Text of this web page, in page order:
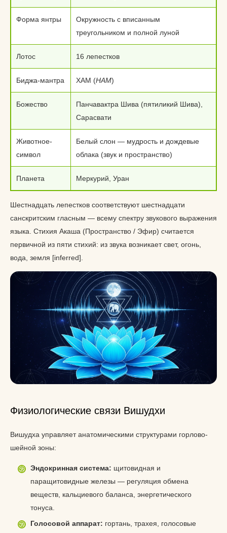
Форма янтры
Окружность с вписанным
треугольником и полной луной
Лотос 16 лепестков
Биджа-мантра ХАМ (HAM)
Божество
Панчавактра Шива (пятиликий Шива),
Сарасвати
Животное-
символ
Белый слон — мудрость и дождевые
облака (звук и пространство)
Планета Меркурий, Уран
Шестнадцать лепестков соответствуют шестнадцати
санскритским гласным — всему спектру звукового выражения
языка. Стихия Акаша (Пространство / Эфир) считается
первичной из пяти стихий: из звука возникает свет, огонь,
вода, земля [inferred].
Физиологические связи Вишудхи
Вишудха управляет анатомическими структурами горлово-
шейной зоны:
Эндокринная система: щитовидная и
паращитовидные железы — регуляция обмена
веществ, кальциевого баланса, энергетического
тонуса.
Голосовой аппарат: гортань, трахея, голосовые